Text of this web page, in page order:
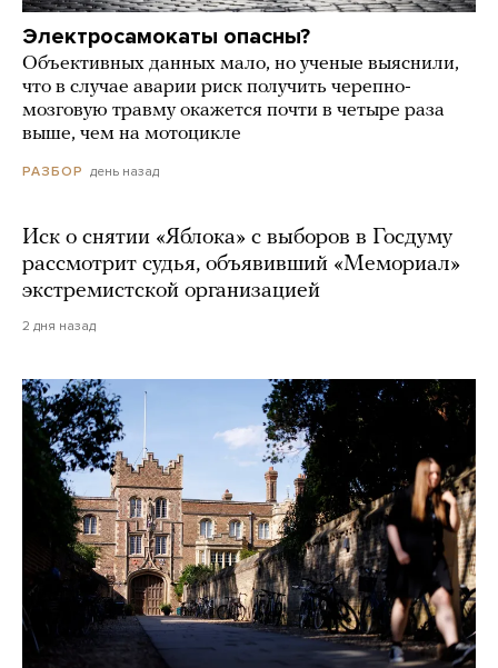
Электросамокаты опасны?
Объективных данных мало, но ученые выяснили,
что в случае аварии риск получить черепно-
мозговую травму окажется почти в четыре раза
выше, чем на мотоцикле
РАЗБОР день назад
Иск о снятии «Яблока» с выборов в Госдуму
рассмотрит судья, объявивший «Мемориал»
экстремистской организацией
2 дня назад